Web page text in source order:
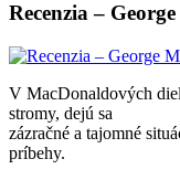
Recenzia –
V MacDonaldových
stromy, dejú sa
zázračné a tajomné
príbehy.